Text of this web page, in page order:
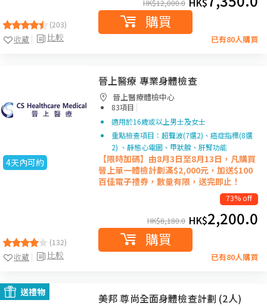
(203)
比較
收藏
HK$12,000.0
購買
已有80人購買
4天內可約
(132)
比較
收藏
晉上醫療 專業身體檢查
晉上醫療體檢中心
83項目 |
適用於16歲或以上男士及女士
重點檢查項目：超聲波(7選2)、癌症指標(8選
2) 、靜態心電圖、甲狀腺、肝腎功能
【限時加碼】由8月3日至8月13日，凡購買
晉上單一體檢計劃滿$2,000元，加送$100
百佳電子禮券，數量有限，送完即止！
73% off
HK$8,180.0 HK$2,200.0
購買
已有80人購買
送禮物 美邦 尊尚全面身體檢查計劃 (2人)